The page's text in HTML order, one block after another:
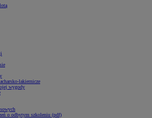
lakiernicze
wygody
o odbytym szkoleniu (pdf)